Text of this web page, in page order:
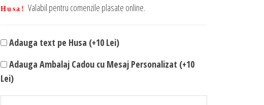
Husa! Valabil pentru comenzile plasate online.
Adauga text pe Husa (+10 Lei)
Adauga Ambalaj Cadou cu Mesaj Personalizat (+10
Lei)